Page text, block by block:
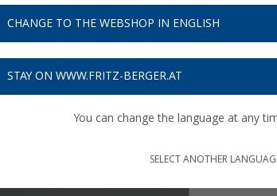
CHANGE TO THE WEBSHOP IN ENGLISH
STAY ON WWW.FRITZ-BERGER.AT
You can change the language at any
SELECT ANOTHER